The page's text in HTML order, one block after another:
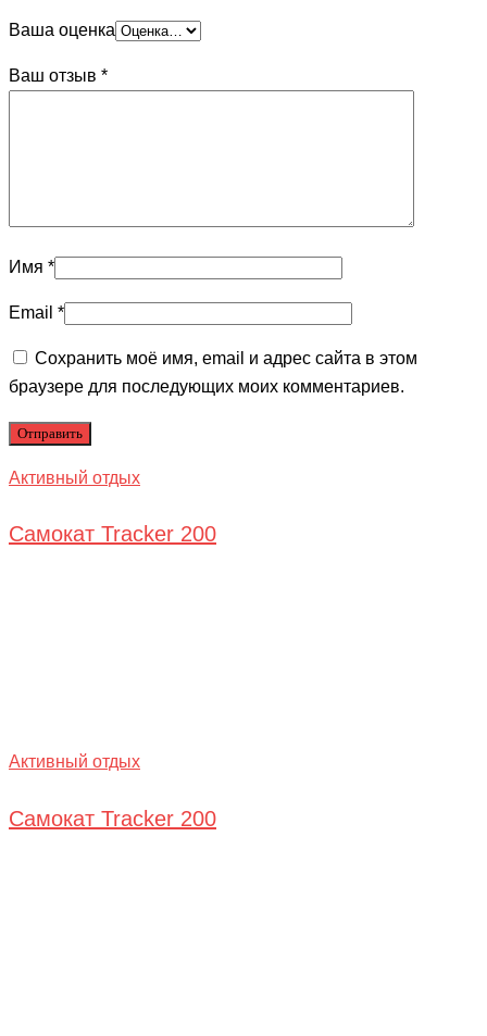
Ваша оценка
Ваш отзыв *
Имя *
Email *
Сохранить моё имя, email и адрес сайта в этом
браузере для последующих моих комментариев.
Активный отдых
Самокат Tracker 200
Активный отдых
Самокат Tracker 200